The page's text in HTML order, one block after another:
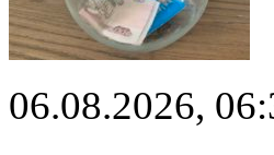
06.08.2026,